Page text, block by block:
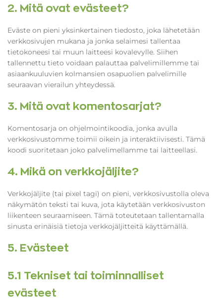
2. Mitä ovat evästeet?
Eväste on pieni yksinkertainen tiedosto, joka lähetetään
verkkosivujen mukana ja jonka selaimesi tallentaa
tietokoneesi tai muun laitteesi kovalevylle. Siihen
tallennettu tieto voidaan palauttaa palvelimillemme tai
asiaankuuluvien kolmansien osapuolien palvelimille
seuraavan vierailun yhteydessä.
3. Mitä ovat komentosarjat?
Komentosarja on ohjelmointikoodia, jonka avulla
verkkosivustomme toimii oikein ja interaktiivisesti. Tämä
koodi suoritetaan joko palvelimellamme tai laitteellasi.
4. Mikä on verkkojäljite?
Verkkojäljite (tai pixel tagi) on pieni, verkkosivustolla oleva
näkymätön teksti tai kuva, jota käytetään verkkosivuston
liikenteen seuraamiseen. Tämä toteutetaan tallentamalla
sinusta erinäisiä tietoja verkkojäljitteitä käyttämällä.
5. Evästeet
5.1 Tekniset tai toiminnalliset
evästeet